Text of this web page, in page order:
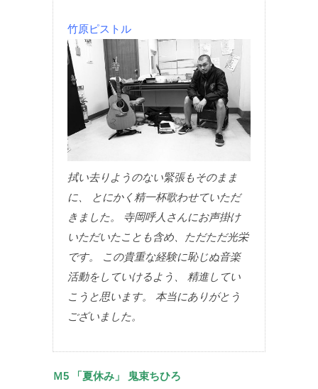
竹原ピストル
拭い去りようのない緊張もそのまま
に、 とにかく精一杯歌わせていただ
きました。 寺岡呼人さんにお声掛け
いただいたことも含め、ただただ光栄
です。 この貴重な経験に恥じぬ音楽
活動をしていけるよう、 精進してい
こうと思います。 本当にありがとう
ございました。
Ｍ5 「夏休み」 鬼束ちひろ